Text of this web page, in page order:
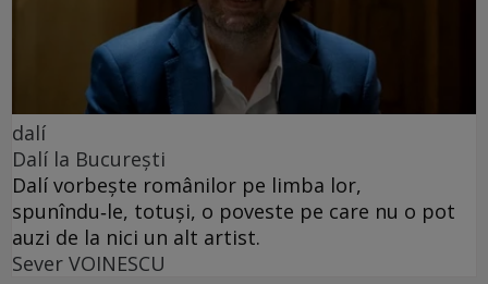
dalí
Dalí la București
Dalí vorbește românilor pe limba lor,
spunîndu‑le, totuși, o poveste pe care nu o pot
auzi de la nici un alt artist.
Sever VOINESCU